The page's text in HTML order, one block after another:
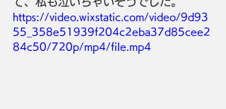
https://video.wixstatic.com/video/9d93
55_358e51939f204c2eba37d85cee2
84c50/720p/mp4/file.mp4